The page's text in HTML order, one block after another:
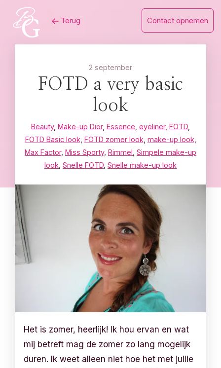
content
Terug Contact opnemen
2 september
FOTD a very basic
look
Beauty, Make-up Dior, Essence eyeliner, FOTD
FOTD Basic look FOTD zomer look make-up look
Max Factor, Miss Sporty, Rimmel Simpele make-up
look Snelle FOTD Snelle make-up look
Het is zomer, heerlijk! Ik hou ervan en wat
mij betreft mag de zomer zo lang mogelijk
duren. Ik weet alleen niet hoe het met jullie